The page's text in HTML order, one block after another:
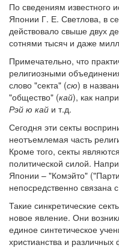
По сведениям известного
Японии Г. Е. Светлова, в
действовало свыше двух
сотнями тысяч и даже
Примечательно, что
религиозными
слово "секта" (сю) в
"общество" (кай), как
Рэй ю кай и т.д.
Сегодня эти секты
неотъемлемая часть
Кроме того, секты
политической силой.
Японии – "Комэйто"
непосредственно связана
Такие синкретические
новое явление. Они
единое синтетическое
христианства и